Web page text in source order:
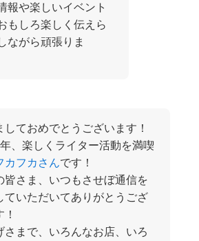
報や楽しいイベント
もしろ楽しく伝えら
ながら頑張りま
しておめでとうございます！
、楽しくライター活動を満喫
カフカさんです！
皆さま、いつもさせぼ通信を
ていただいてありがとうござ
さまで、いろんなお店、いろ